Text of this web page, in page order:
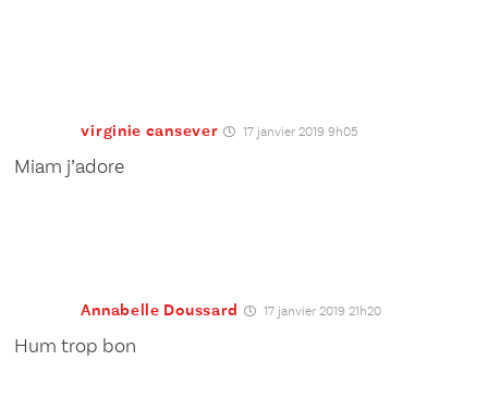
virginie cansever 17 janvier 2019 9h05
Miam j’adore
Annabelle Doussard 17 janvier 2019 21h20
Hum trop bon